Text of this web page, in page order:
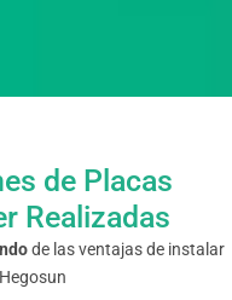
de Placas
Realizadas
de las ventajas de instalar